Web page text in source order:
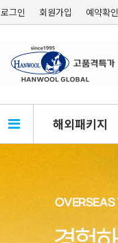
로그인 회원가입 예약확인
해외패키지